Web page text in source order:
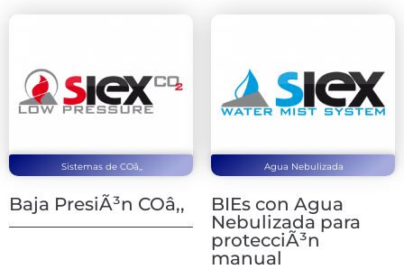
Sistemas de COâ‚‚
Baja PresiÃ³n COâ‚‚
Agua Nebulizada
BIEs con Agua
Nebulizada para
protecciÃ³n
manual